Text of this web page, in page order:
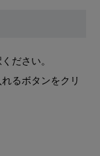
ださい。
るボタンをクリ